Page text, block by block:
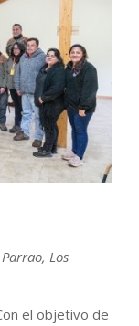
Los
el objetivo de